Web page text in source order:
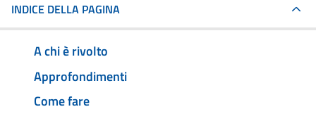
INDICE DELLA PAGINA
A chi è rivolto
Approfondimenti
Come fare